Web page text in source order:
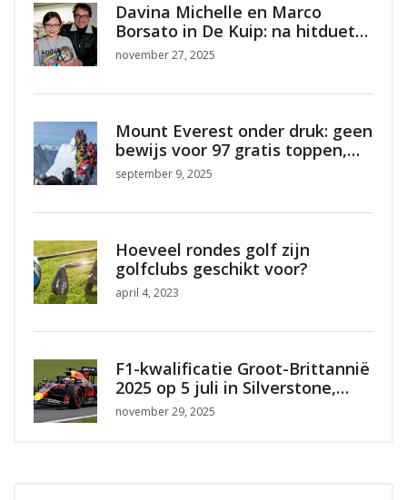
Davina Michelle en Marco
Borsato in De Kuip: na hitduet
nu schokkende
november 27, 2025
Mount Everest onder druk: geen
bewijs voor 97 gratis toppen,
wel strengere regels in 2025
september 9, 2025
Hoeveel rondes golf zijn
golfclubs geschikt voor?
april 4, 2023
F1-kwalificatie Groot-Brittannië
2025 op 5 juli in Silverstone,
Hamilton en Verstappen
november 29, 2025